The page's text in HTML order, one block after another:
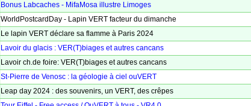
Bonus Labcaches - MifaMosa illustre Limoges
WorldPostcardDay - Lapin VERT facteur du dimanche
Le lapin VERT déclare sa flamme à Paris 2024
Lavoir du glacis : VER(T)biages et autres cancans
Lavoir ch.de foire: VER(T)biages et autres cancans
St-Pierre de Venosc : la géologie à ciel ouVERT
Leap day 2024 : des souvenirs, un VERT, des crêpes